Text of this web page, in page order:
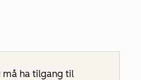
må ha tilgang til